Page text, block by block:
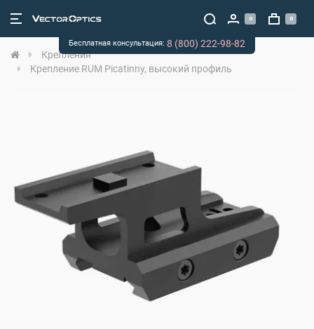
0 0
Крепления
Крепление RUM Picatinny, высокий профиль
Бесплатная консультация: 8 (800) 222-98-82